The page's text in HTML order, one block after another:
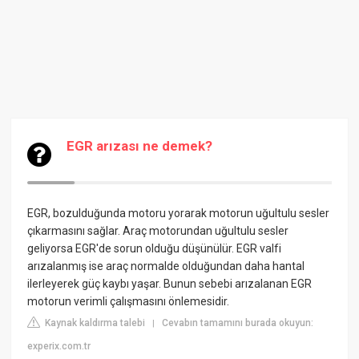
EGR arızası ne demek?
EGR, bozulduğunda motoru yorarak motorun uğultulu sesler
çıkarmasını sağlar. Araç motorundan uğultulu sesler
geliyorsa EGR'de sorun olduğu düşünülür. EGR valfi
arızalanmış ise araç normalde olduğundan daha hantal
ilerleyerek güç kaybı yaşar. Bunun sebebi arızalanan EGR
motorun verimli çalışmasını önlemesidir.
Kaynak kaldırma talebi |Cevabın tamamını burada okuyun:
experix.com.tr